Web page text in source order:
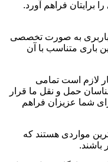
را برایتان فراهم آورد.
باربری به صورت تخصصی
باری متناسب با آن
لازم است تمامی
حمل و نقل ما قرار
شما عزیزان فراهم
مواردی هستند که
باشند.